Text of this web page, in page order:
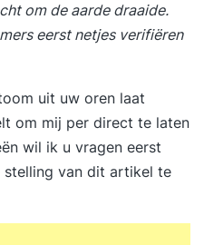
om de aarde draaide.
eerst netjes verifiëren
uit uw oren laat
om mij per direct te laten
wil ik u vragen eerst
stelling van dit artikel te